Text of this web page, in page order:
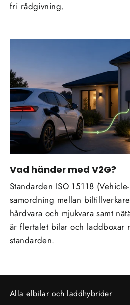
fri rådgivning.
Vad händer med V2G?
Standarden ISO 15118
samordning mellan
hårdvara och mjukvara samt
är flertalet bilar och laddboxar
standarden.
Alla elbilar och laddhybrider